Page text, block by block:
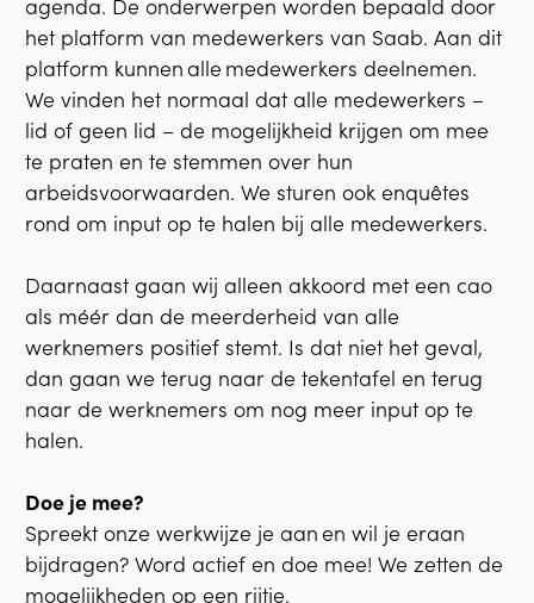
agenda. De onderwerpen worden bepaald door
het platform van medewerkers van Saab. Aan dit
platform kunnen alle medewerkers deelnemen.
We vinden het normaal dat alle medewerkers –
lid of geen lid – de mogelijkheid krijgen om mee
te praten en te stemmen over hun
arbeidsvoorwaarden. We sturen ook enquêtes
rond om input op te halen bij alle medewerkers.
Daarnaast gaan wij alleen akkoord met een cao
als méér dan de meerderheid van alle
werknemers positief stemt. Is dat niet het geval,
dan gaan we terug naar de tekentafel en terug
naar de werknemers om nog meer input op te
halen.
Doe je mee?
Spreekt onze werkwijze je aan en wil je eraan
bijdragen? Word actief en doe mee! We zetten de
mogelijkheden op een rijtje.